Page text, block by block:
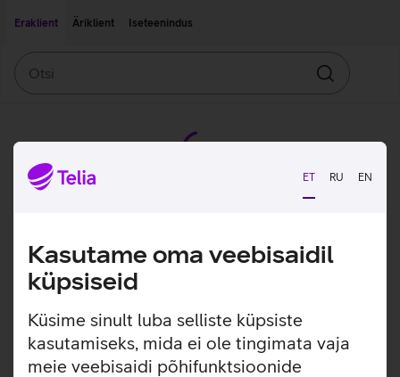
ET RU EN
Kasutame oma veebisaidil
küpsiseid
Küsime sinult luba selliste küpsiste
kasutamiseks, mida ei ole tingimata vaja
meie veebisaidi põhifunktsioonide
Eraklient
Äriklient Iseteenindus
Otsin